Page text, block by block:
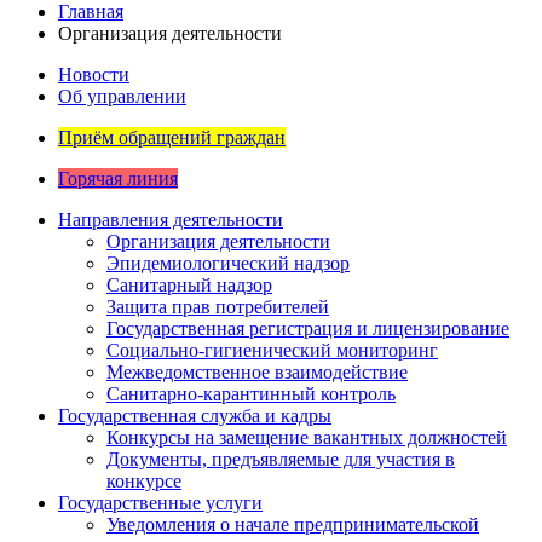
Главная
Организация деятельности
Новости
Об управлении
Приём обращений граждан
Горячая линия
Направления деятельности
Организация деятельности
Эпидемиологический надзор
Санитарный надзор
Защита прав потребителей
Государственная регистрация и лицензирование
Социально-гигиенический мониторинг
Межведомственное взаимодействие
Санитарно-карантинный контроль
Государственная служба и кадры
Конкурсы на замещение вакантных должностей
Документы, предъявляемые для участия в
конкурсе
Государственные услуги
Уведомления о начале предпринимательской